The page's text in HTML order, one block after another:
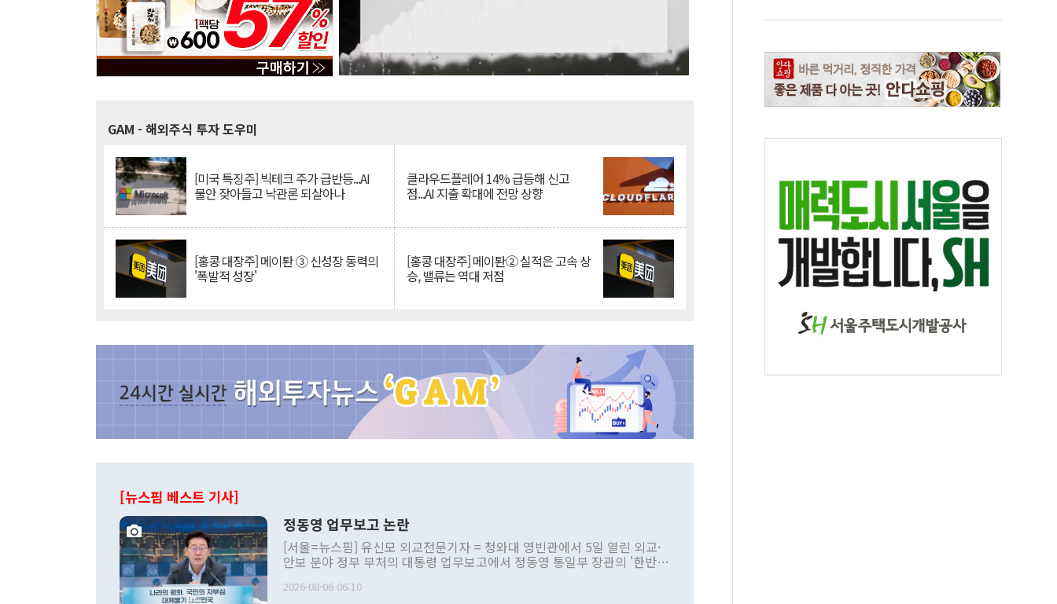
GAM - 해외주식 투자 도우미
[미국 특징주] 빅테크 주가 급반등...AI
불안 잦아들고 낙관론 되살아나
클라우드플레어 14% 급등해 신고
점...AI 지출 확대에 전망 상향
[홍콩 대장주] 메이퇀 ③ 신성장 동력의
'폭발적 성장'
[홍콩 대장주] 메이퇀② 실적은 고속 상
승, 밸류는 역대 저점
[뉴스핌 베스트 기사]
정동영 업무보고 논란
[서울=뉴스핌] 유신모 외교전문기자 = 청와대 영빈관에서 5일 열린 외교·
안보 분야 정부 부처의 대통령 업무보고에서 정동영 통일부 장관의 '한반도
발언 중에는 정부 내 조율을 거치지 않은 사안을 정책으로 추진하겠다고 공
2026-08-06 06:10